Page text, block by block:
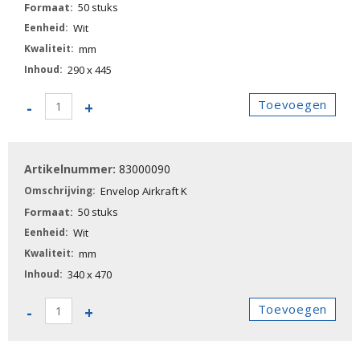
50 stuks
Wit
mm
290 x 445
-
83000080
I
aantal
+ Toevoegen
83000090
Envelop Airkraft K
50 stuks
Wit
mm
340 x 470
-
83000090
+ Toevoegen